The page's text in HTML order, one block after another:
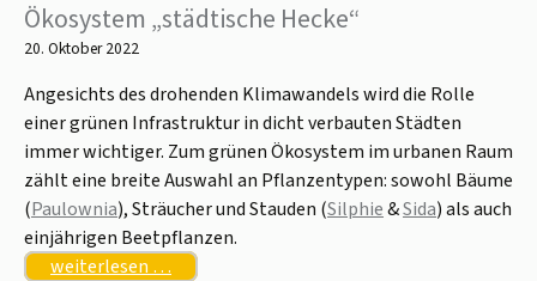
Ökosystem „städtische Hecke“
20. Oktober 2022
Angesichts des drohenden Klimawandels wird die Rolle
einer grünen Infrastruktur in dicht verbauten Städten
immer wichtiger. Zum grünen Ökosystem im urbanen Raum
zählt eine breite Auswahl an Pflanzentypen: sowohl Bäume
(Paulownia), Sträucher und Stauden (Silphie&Sida) als auch
einjährigen Beetpflanzen.
weiterlesen …